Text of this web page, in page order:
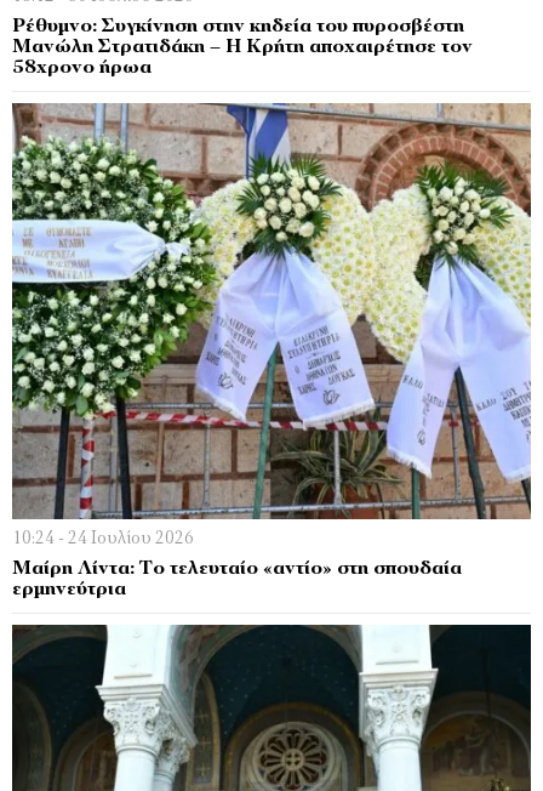
Ρέθυμνο: Συγκίνηση στην κηδεία του πυροσβέστη
Μανώλη Στρατιδάκη – Η Κρήτη αποχαιρέτησε τον
58χρονο ήρωα
10:24 - 24 Ιουλίου 2026
Μαίρη Λίντα: Το τελευταίο «αντίο» στη σπουδαία
ερμηνεύτρια